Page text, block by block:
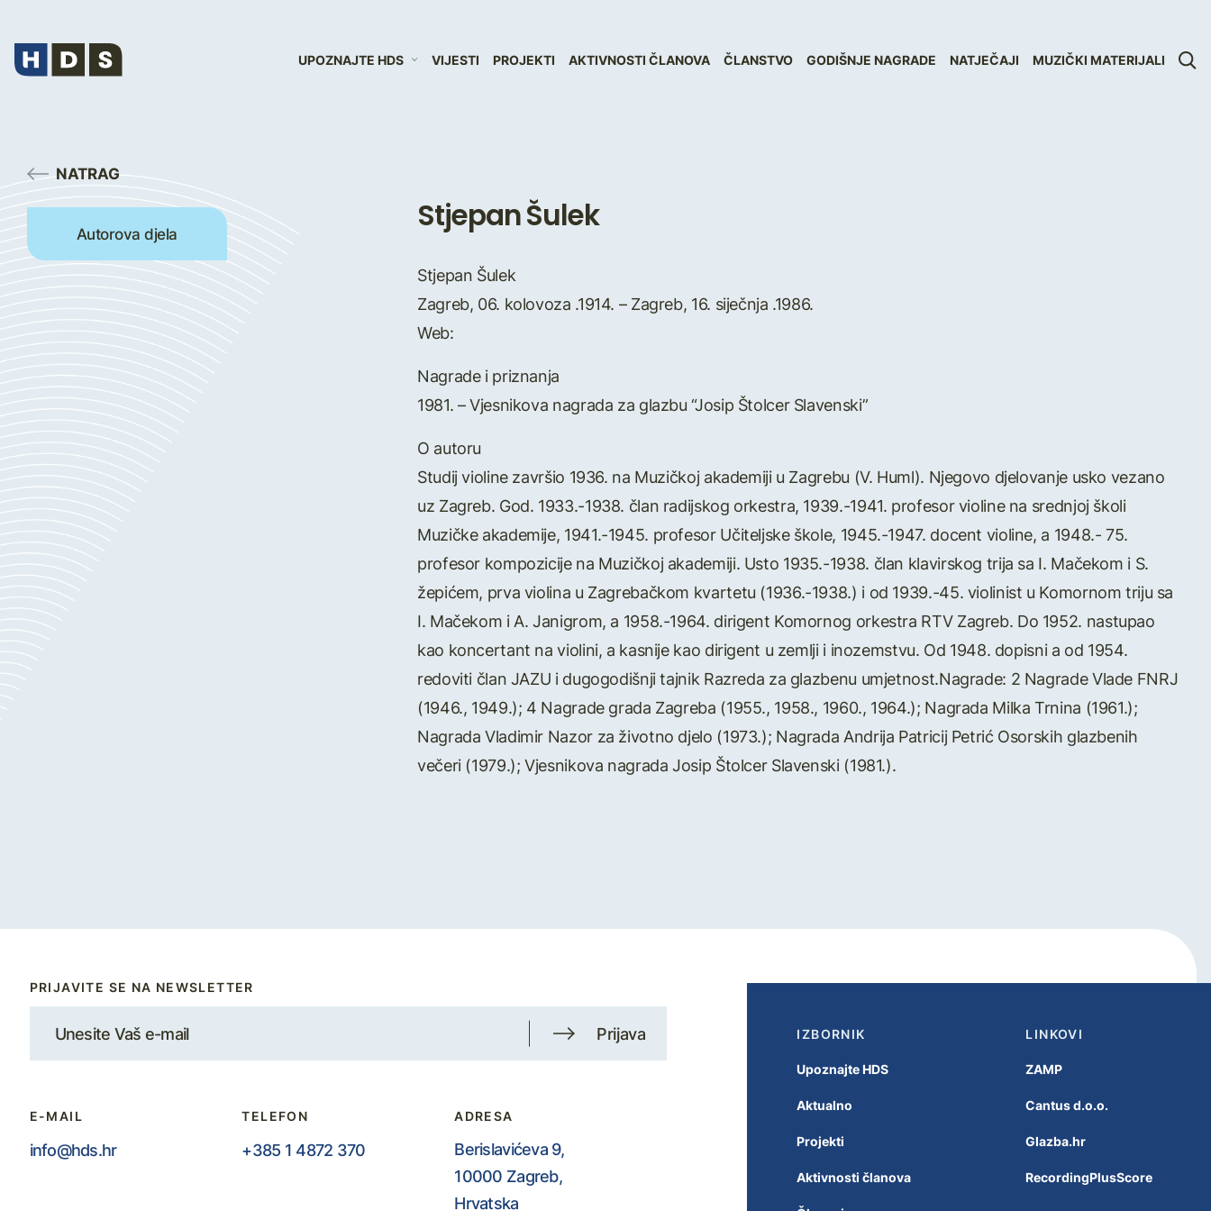
UPOZNAJTE HDS VIJESTI PROJEKTI AKTIVNOSTI ČLANOVA ČLANSTVO GODIŠNJE NAGRADE NATJEČAJI MUZIČKI MATERIJALI
NATRAG
Autorova djela Stjepan Šulek
Stjepan Šulek
Zagreb, 06. kolovoza .1914. – Zagreb, 16. siječnja .1986.
Web:
Nagrade i priznanja
1981. – Vjesnikova nagrada za glazbu “Josip Štolcer Slavenski”
O autoru
Studij violine završio 1936. na Muzičkoj akademiji u Zagrebu (V. Huml). Njegovo djelovanje usko vezano
uz Zagreb. God. 1933.-1938. član radijskog orkestra, 1939.-1941. profesor violine na srednjoj školi
Muzičke akademije, 1941.-1945. profesor Učiteljske škole, 1945.-1947. docent violine, a 1948.- 75.
profesor kompozicije na Muzičkoj akademiji. Usto 1935.-1938. član klavirskog trija sa I. Mačekom i S.
žepićem, prva violina u Zagrebačkom kvartetu (1936.-1938.) i od 1939.-45. violinist u Komornom triju sa
I. Mačekom i A. Janigrom, a 1958.-1964. dirigent Komornog orkestra RTV Zagreb. Do 1952. nastupao
kao koncertant na violini, a kasnije kao dirigent u zemlji i inozemstvu. Od 1948. dopisni a od 1954.
redoviti član JAZU i dugogodišnji tajnik Razreda za glazbenu umjetnost.Nagrade: 2 Nagrade Vlade FNRJ
(1946., 1949.); 4 Nagrade grada Zagreba (1955., 1958., 1960., 1964.); Nagrada Milka Trnina (1961.);
Nagrada Vladimir Nazor za životno djelo (1973.); Nagrada Andrija Patricij Petrić Osorskih glazbenih
večeri (1979.); Vjesnikova nagrada Josip Štolcer Slavenski (1981.).
PRIJAVITE SE NA NEWSLETTER
Prijava
E-MAIL
info@hds.hr
TELEFON
+385 1 4872 370
ADRESA
Berislavićeva 9,
10000 Zagreb,
Hrvatska
IZBORNIK
Upoznajte HDS
Aktualno
Projekti
Aktivnosti članova
LINKOVI
ZAMP
Cantus d.o.o.
Glazba.hr
RecordingPlusScore